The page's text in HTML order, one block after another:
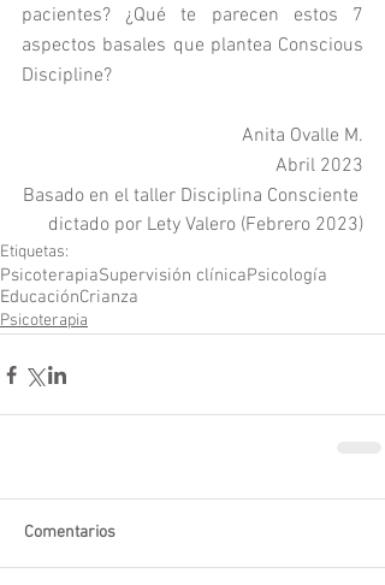
pacientes? ¿Qué te parecen estos 7
aspectos basales que plantea Conscious
Discipline?
Anita Ovalle M.
Abril 2023
Basado en el taller Disciplina Consciente
dictado por Lety Valero (Febrero 2023)
Etiquetas:
PsicoterapiaSupervisión clínicaPsicología
EducaciónCrianza
Psicoterapia
Comentarios